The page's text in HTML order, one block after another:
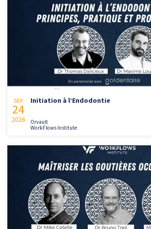
SEP
24
2026
Initiation à l’Endodontie
Orvault
WorkFlows Institute